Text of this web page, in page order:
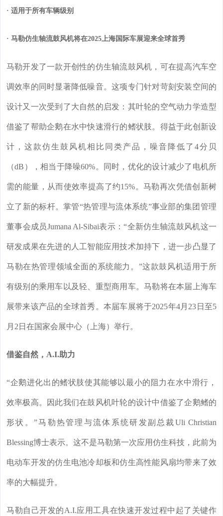
· 适用于所有车辆级别
· 马勒仿生轴流鼓风机将在2025上海国际车展迎来全球首秀
马勒开发了一款开创性的仿生轴流鼓风机，可在提高汽车空
调效率的同时显著降低噪音。这项专门针对苛刻安装空间的
设计又一次受到了大自然的启发：其叶轮的空气动力学造型
借鉴了帮助企鹅在水中快速滑行的鳍状肢。得益于此创新设
计，这款仿生鼓风机相比同类产品，噪音降低了4分贝
（dB），相当于降噪60%。同时，优化的设计减少了电机所
需的能量，从而使效率提高了约15%。马勒再次凭借创新树
立了新的标杆。掌管“热管理与流体系统”事业部的集团管理
董事会成员Jumana Al-Sibai表示：“全新仿生轴流鼓风机这一
研发成果在先进的人工智能应用技术加持下，进一步凸显了
马勒在热管理领域全面的系统能力。”这款鼓风机适用于所
有级别的乘用车以及轻、重型商用车。马勒将在本届上海车
展带来该产品的全球首秀。本届车展将于2025年4月23日至5
月2日在国家会展中心（上海）举行。
借鉴自然，A.I.助力
“企鹅进化出的鳍状肢使其能够以最小的阻力在水中滑行，
效率极高。因此我们在鼓风机叶轮的设计中借鉴了企鹅鳍的
形状。”马勒热管理与流体系统研发副总裁Uli Christian
Blessing博士表示。这不是马勒第一次应用仿生科技，此前为
电动车开发的仿生电池冷却板和仿生高性能风扇均带来了效
率的大幅提升。
马勒自己开发的A.I.应用工具在快速开发过程中起了关键作